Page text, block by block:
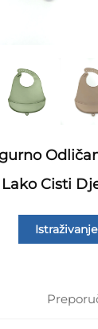
Cisti
Istraživanje